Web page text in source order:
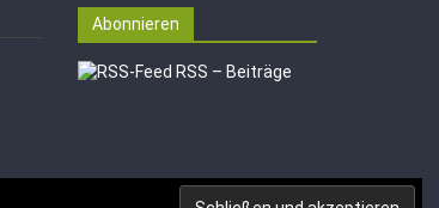
Abonnieren
RSS – Beiträge